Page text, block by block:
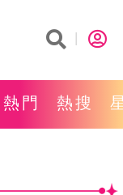
熱門 熱搜